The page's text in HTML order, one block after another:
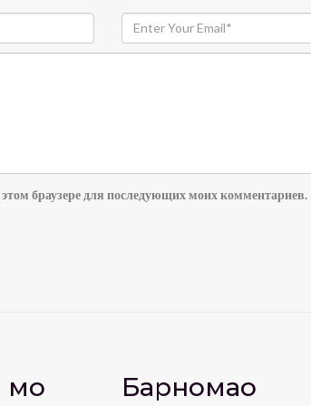
браузере для последующих моих комментариев.
мо Барномаҳо